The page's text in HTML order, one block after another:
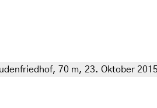
70 m, 23. Oktober